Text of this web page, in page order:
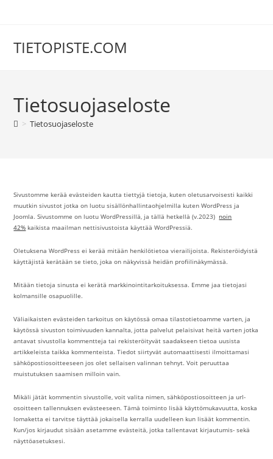
TIETOPISTE.COM
Tietosuojaseloste
> Tietosuojaseloste
Sivustomme kerää evästeiden kautta tiettyjä tietoja, kuten oletusarvoisesti kaikki
muutkin sivustot jotka on luotu sisällönhallintaohjelmilla kuten WordPress ja
Joomla. Sivustomme on luotu WordPressillä, ja tällä hetkellä (v.2023)noin
42% kaikista maailman nettisivustoista käyttää WordPressiä.
Oletuksena WordPress ei kerää mitään henkilötietoa vierailijoista. Rekisteröidyistä
käyttäjistä kerätään se tieto, joka on näkyvissä heidän profiilinäkymässä.
Mitään tietoja sinusta ei kerätä markkinointitarkoituksessa. Emme jaa tietojasi
kolmansille osapuolille.
Väliaikaisten evästeiden tarkoitus on käytössä omaa tilastotietoamme varten, ja
käytössä sivuston toimivuuden kannalta, jotta palvelut pelaisivat heitä varten jotka
antavat sivustolla kommentteja tai rekisteröityvät saadakseen tietoa uusista
artikkeleista taikka kommenteista. Tiedot siirtyvät automaattisesti ilmoittamasi
sähköpostiosoitteeseen jos olet sellaisen valinnan tehnyt. Voit peruuttaa
muistutuksen saamisen milloin vain.
Mikäli jätät kommentin sivustolle, voit valita nimen, sähköpostiosoitteen ja url-
osoitteen tallennuksen evästeeseen. Tämä toiminto lisää käyttömukavuutta, koska
lomaketta ei tarvitse täyttää jokaisella kerralla uudelleen kun lisäät kommentin.
Kun/jos kirjaudut sisään asetamme evästeitä, jotka tallentavat kirjautumis- sekä
näyttöasetuksesi.